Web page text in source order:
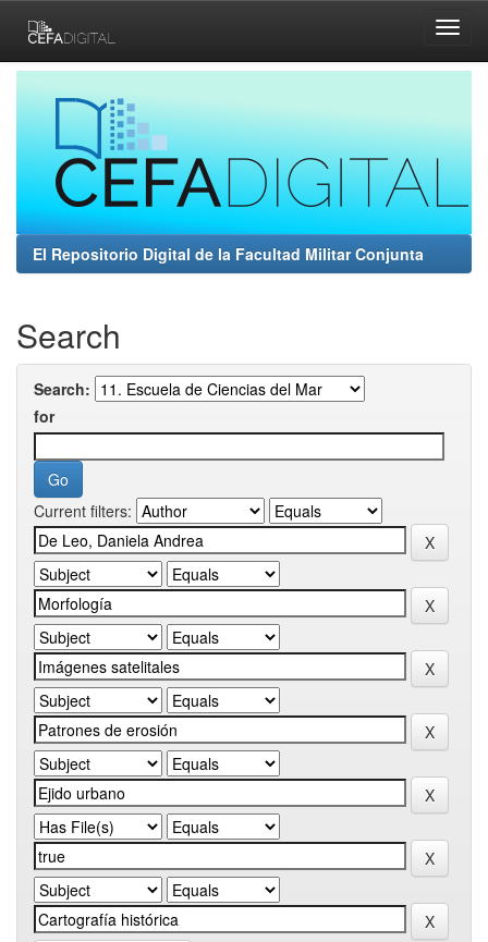
navigation
El Repositorio Digital de la Facultad Militar Conjunta
Search
Search:
for
Current filters: